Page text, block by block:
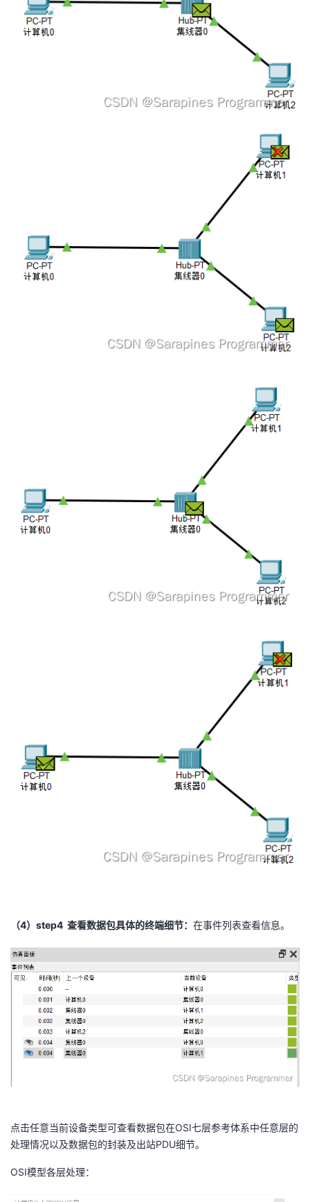
（4）step4 查看数据包具体的终端细节： 在事件列表查看信息。
点击任意当前设备类型可查看数据包在OSI七层参考体系中任意层的
处理情况以及数据包的封装及出站PDU细节。
OSI模型各层处理：